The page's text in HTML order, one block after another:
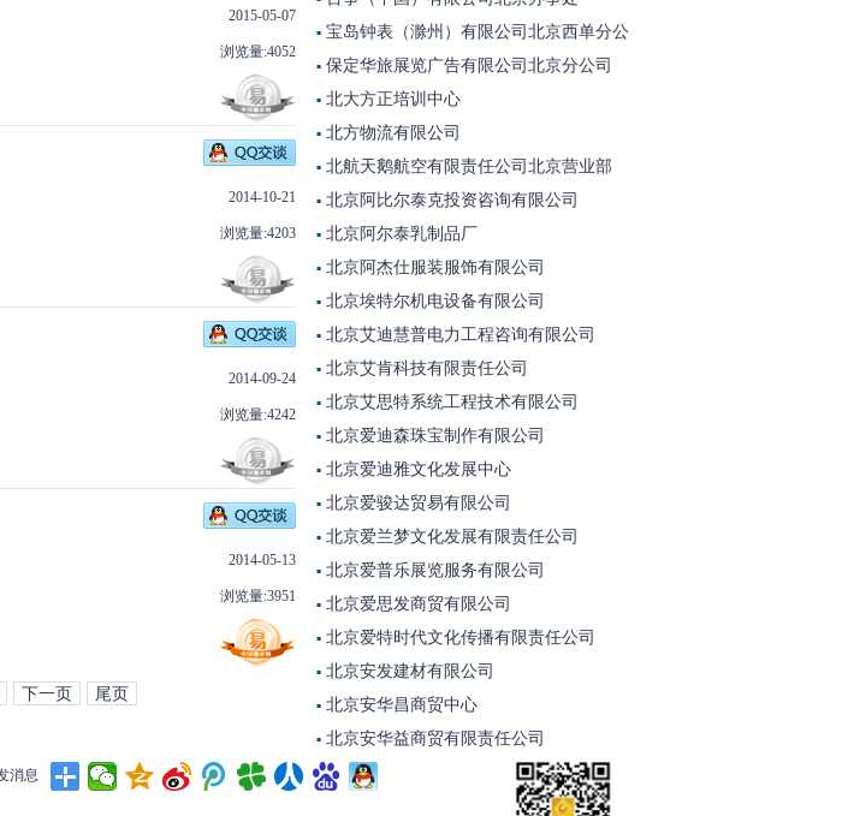
2015-05-07
浏览量:4052
2014-10-21
浏览量:4203
2014-09-24
浏览量:4242
2014-05-13
浏览量:3951
下一页 尾页
▪ 宝岛钟表（滁州）有限公司北京西单分公
▪ 保定华旅展览广告有限公司北京分公司
▪ 北大方正培训中心
▪ 北方物流有限公司
▪ 北航天鹅航空有限责任公司北京营业部
▪ 北京阿比尔泰克投资咨询有限公司
▪ 北京阿尔泰乳制品厂
▪ 北京阿杰仕服装服饰有限公司
▪ 北京埃特尔机电设备有限公司
▪ 北京艾迪慧普电力工程咨询有限公司
▪ 北京艾肯科技有限责任公司
▪ 北京艾思特系统工程技术有限公司
▪ 北京爱迪森珠宝制作有限公司
▪ 北京爱迪雅文化发展中心
▪ 北京爱骏达贸易有限公司
▪ 北京爱兰梦文化发展有限责任公司
▪ 北京爱普乐展览服务有限公司
▪ 北京爱思发商贸有限公司
▪ 北京爱特时代文化传播有限责任公司
▪ 北京安发建材有限公司
▪ 北京安华昌商贸中心
▪ 北京安华益商贸有限责任公司